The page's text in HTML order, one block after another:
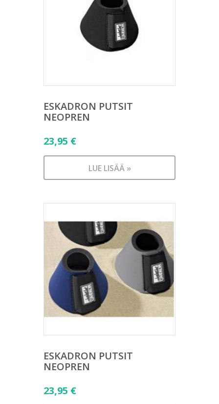
ESKADRON PUTSIT
NEOPREN
23,95 €
LUE LISÄÄ »
ESKADRON PUTSIT
NEOPREN
23,95 €